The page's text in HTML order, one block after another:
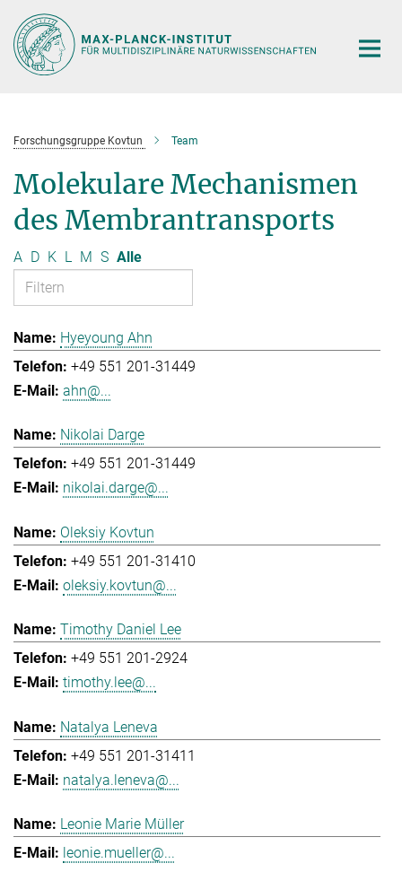
Hauptinhalt
Forschungsgruppe Kovtun Team
Molekulare Mechanismen
des Membrantransports
A D K L M S Alle
Hyeyoung Ahn
+49 551 201-31449
ahn@...
Nikolai Darge
+49 551 201-31449
nikolai.darge@...
Oleksiy Kovtun
+49 551 201-31410
oleksiy.kovtun@...
Timothy Daniel Lee
+49 551 201-2924
timothy.lee@...
Natalya Leneva
+49 551 201-31411
natalya.leneva@...
Leonie Marie Müller
leonie.mueller@...